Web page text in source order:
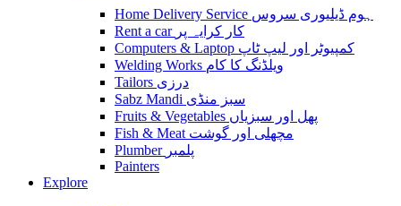
Home Delivery Service ہوم ڈیلیوری سروس
Rent a car کار کرایہ پر
Computers & Laptop کمپیوٹر اور لیپ ٹاپ
Welding Works ویلڈنگ کا کام
Tailors درزی
Sabz Mandi سبز منڈی
Fruits & Vegetables پھل اور سبزیاں
Fish & Meat مچھلی اور گوشت
Plumber پلمبر
Painters
Explore